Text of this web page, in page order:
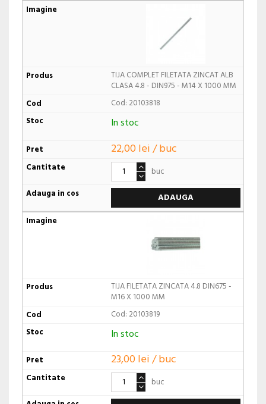
TIJA COMPLET FILETATA ZINCAT ALB
CLASA 4.8 - DIN975 - M14 X 1000 MM
Cod: 20103818
In stoc
22,00 lei / buc
buc
ADAUGA
TIJA FILETATA ZINCATA 4.8 DIN675 -
M16 X 1000 MM
Cod: 20103819
In stoc
23,00 lei / buc
buc